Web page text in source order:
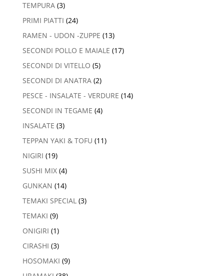
TEMPURA (3)
PRIMI PIATTI (24)
RAMEN - UDON -ZUPPE (13)
SECONDI POLLO E MAIALE (17)
SECONDI DI VITELLO (5)
SECONDI DI ANATRA (2)
PESCE - INSALATE - VERDURE (14)
SECONDI IN TEGAME (4)
INSALATE (3)
TEPPAN YAKI & TOFU (11)
NIGIRI (19)
SUSHI MIX (4)
GUNKAN (14)
TEMAKI SPECIAL (3)
TEMAKI (9)
ONIGIRI (1)
CIRASHI (3)
HOSOMAKI (9)